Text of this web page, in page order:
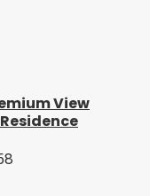
View